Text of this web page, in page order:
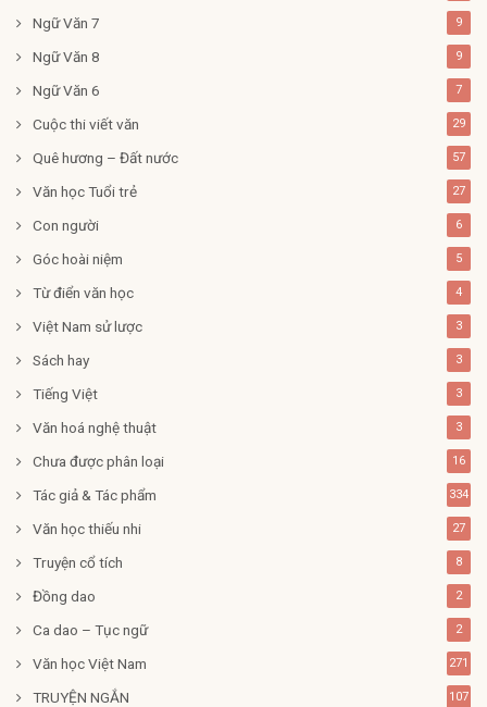
Ngữ Văn 7 9
Ngữ Văn 8 9
Ngữ Văn 6 7
Cuộc thi viết văn 29
Quê hương – Đất nước 57
Văn học Tuổi trẻ 27
Con người 6
Góc hoài niệm 5
Từ điển văn học 4
Việt Nam sử lược 3
Sách hay 3
Tiếng Việt 3
Văn hoá nghệ thuật 3
Chưa được phân loại 16
Tác giả & Tác phẩm 334
Văn học thiếu nhi 27
Truyện cổ tích 8
Đồng dao 2
Ca dao – Tục ngữ 2
Văn học Việt Nam 271
TRUYỆN NGẮN 107